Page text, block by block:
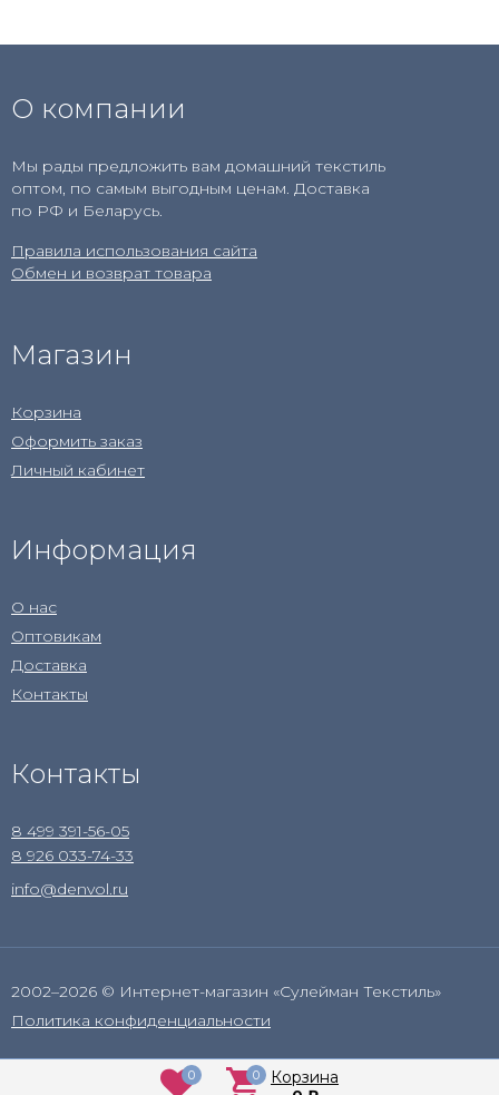
О компании
Мы рады предложить вам домашний текстиль
оптом, по самым выгодным ценам. Доставка
по РФ и Беларусь.
Правила использования сайта
Обмен и возврат товара
Магазин
Корзина
Оформить заказ
Личный кабинет
Информация
О нас
Оптовикам
Доставка
Контакты
Контакты
8 499 391-56-05
8 926 033-74-33
info@denvol.ru
2002–2026 © Интернет-магазин «Сулейман Текстиль»
Политика конфиденциальности
0 0 Корзина